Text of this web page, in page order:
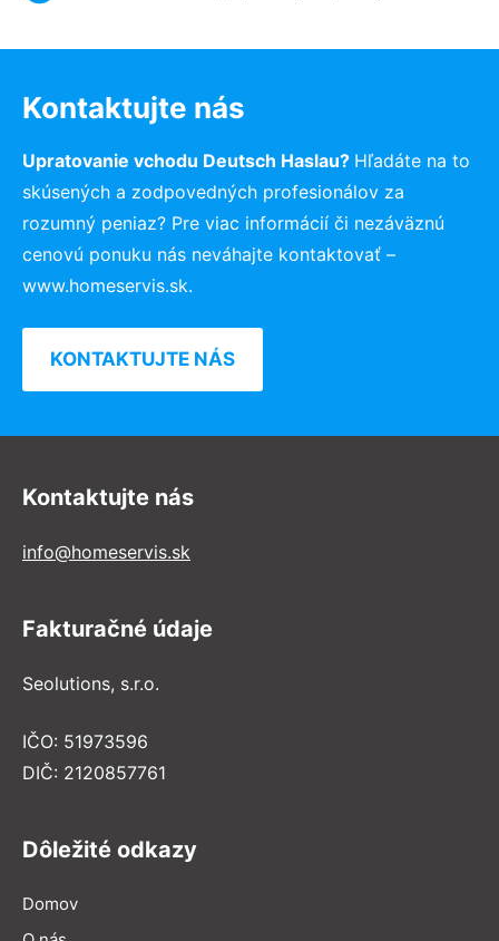
Kontaktujte nás
Upratovanie vchodu Deutsch Haslau? Hľadáte na to
skúsených a zodpovedných profesionálov za
rozumný peniaz? Pre viac informácií či nezáväznú
cenovú ponuku nás neváhajte kontaktovať –
www.homeservis.sk.
KONTAKTUJTE NÁS
Kontaktujte nás
info@homeservis.sk
Fakturačné údaje
Seolutions, s.r.o.
IČO: 51973596
DIČ: 2120857761
Dôležité odkazy
Domov